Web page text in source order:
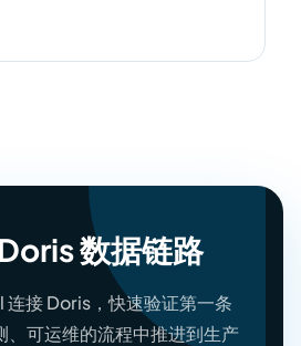
数据链路
接 Doris，快速验证第一条
、可运维的流程中推进到生产